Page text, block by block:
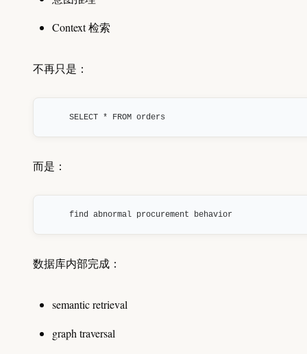
Context 检索
不再只是：
SELECT * FROM orders
而是：
find abnormal procurement behavior
数据库内部完成：
semantic retrieval
graph traversal